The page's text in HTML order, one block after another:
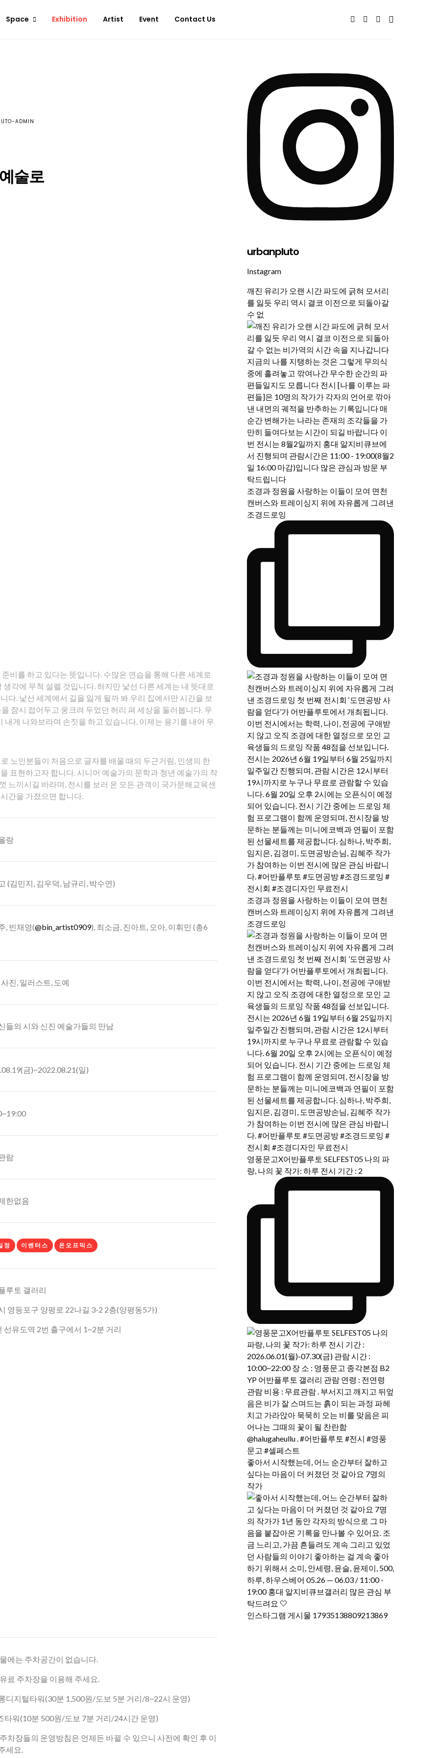
Space Exhibition Artist Event Contact Us
ADMIN
술로
비를 하고 있다는 뜻입니다. 수많은 연습을 통해 다른 세계로
각에 무척 설렐 것입니다. 하지만 낯선 다른 세계는 내 뜻대로
다. 낯선 세계에서 길을 잃게 될까 봐 우리 집에서만 시간을 보
잠시 접어두고 웅크려 두었던 허리 펴 세상을 둘러봅니다. 우
게 나와보라며 손짓을 하고 있습니다. 이제는 용기를 내어 우
노인분들이 처음으로 글자를 배울 때의 두근거림, 인생의 한
표현하고자 합니다. 시니어 예술가의 문학과 청년 예술가의 작
느끼시길 바라며, 전시를 보러 온 모든 관객이 국가문해교육센
간을 가졌으면 합니다.
랑
(김민지, 김우덕, 남규리, 박수연)
, 빈채영(@bin_artist0909), 최소금, 진아트, 오아, 이휘민 (총6
진, 일러스트, 도예
들의 시와 신진 예술가들의 만남
금)~2022.08.21(일)
람
한없음
정 이벤터스 온오프믹스
루토 갤러리
영등포구 양평로 22나길 3-2 2층(양평동5가)
선유도역 2번 출구에서 1~2분 거리
에는 주차공간이 없습니다.
료 주차장을 이용해 주세요.
디지털타워(30분 1,500원/도보 5분 거리/8~22시 운영)
타워(10분 500원/도보 7분 거리/24시간 운영)
차장들의 운영방침은 언제든 바뀔 수 있으니 사전에 확인 후 이
세요.
urbanpluto
Instagram
깨진 유리가 오랜 시간 파도에 긁혀 모서리
를 잃듯 우리 역시 결코 이전으로 되돌아갈
수 없
조경과 정원을 사랑하는 이들이 모여 면천
캔버스와 트레이싱지 위에 자유롭게 그려낸
조경드로잉
조경과 정원을 사랑하는 이들이 모여 면천
캔버스와 트레이싱지 위에 자유롭게 그려낸
조경드로잉
영풍문고X어반플루토 SELFEST05 나의 파
랑, 나의 꽃 작가: 하루 전시 기간 : 2
좋아서 시작했는데, 어느 순간부터 잘하고
싶다는 마음이 더 커졌던 것 같아요 7명의
작가
인스타그램 게시물 17935138809213869